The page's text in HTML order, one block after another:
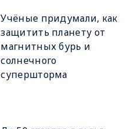
Учёные придумали, как
защитить планету от
магнитных бурь и
солнечного
супершторма